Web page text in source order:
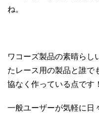
ね。
ワコーズ製品の素晴らし
たレース用の製品と誰で
協なく作っている点です！
一般ユーザーが気軽に日